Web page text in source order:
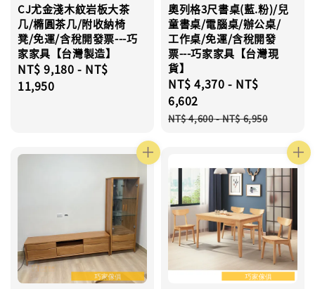
CJ尤金淺木紋岩板大茶
几/橢圓茶几/附收納椅
凳/免運/含稅開發票---巧
家家具【台灣製造】
Regular
price
NT$ 9,180 - NT$
11,950
奧列格3尺書桌(藍.粉)/兒
童書桌/電腦桌/辦公桌/
工作桌/免運/含稅開發
票---巧家家具【台灣現
貨】
Sale
price
NT$ 4,370 - NT$
6,602
Regular
NT$ 4,600-NT$ 6,950